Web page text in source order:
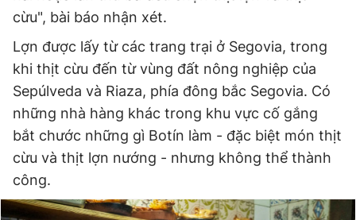
cừu", bài báo nhận xét.
Lợn được lấy từ các trang trại ở Segovia, trong
khi thịt cừu đến từ vùng đất nông nghiệp của
Sepúlveda và Riaza, phía đông bắc Segovia. Có
những nhà hàng khác trong khu vực cố gắng
bắt chước những gì Botín làm - đặc biệt món thịt
cừu và thịt lợn nướng - nhưng không thể thành
công.